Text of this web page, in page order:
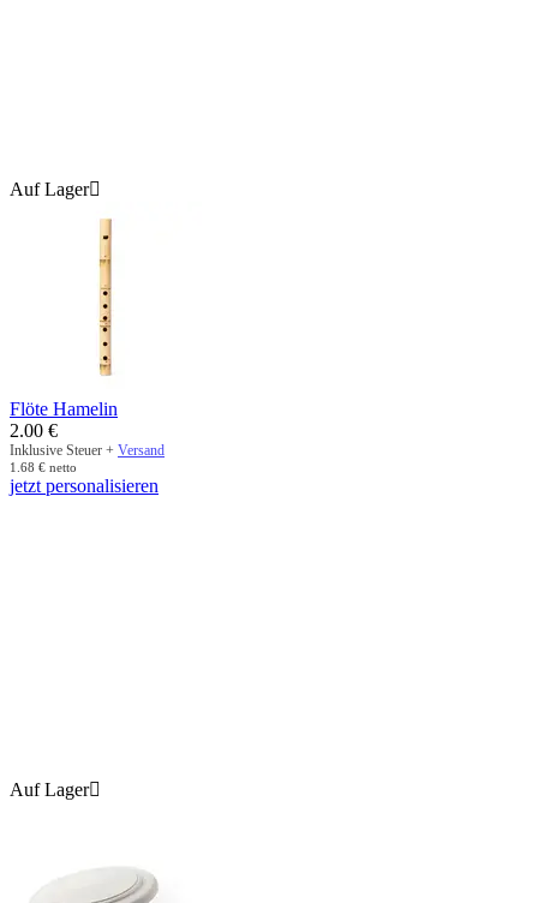
Auf Lager
Flöte Hamelin
2.00 €
Inklusive Steuer + Versand
1.68 € netto
jetzt personalisieren
Auf Lager